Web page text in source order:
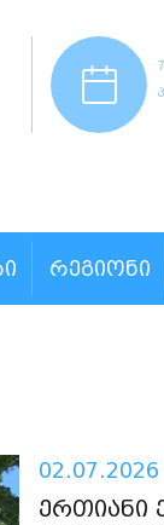
ᲠᲔᲒᲘᲝᲜᲘ
ერთიანი